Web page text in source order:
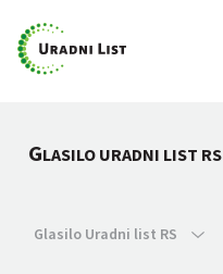
GLASILO URADNI LIST RS
Glasilo Uradni list RS